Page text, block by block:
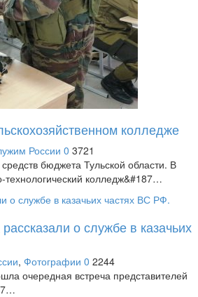
колледже
России 0 3721
бюджета Тульской области. В
колледж&#187…
о службе в казачьих
, Фотографии 0 2244
очередная встреча представителей